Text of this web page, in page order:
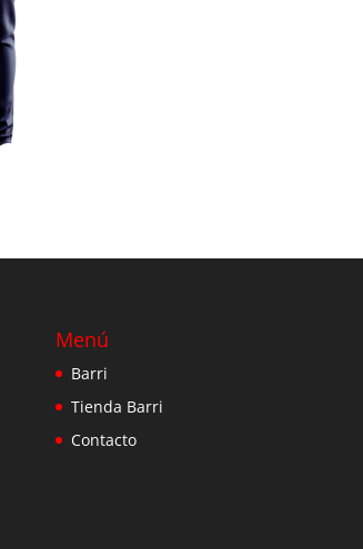
Menú
Barri
Tienda Barri
Contacto